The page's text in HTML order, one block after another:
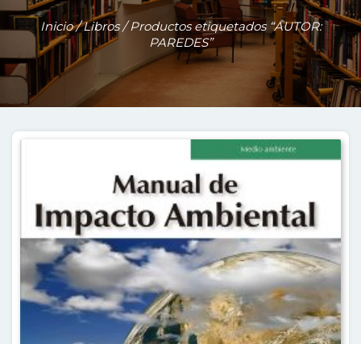
Inicio/Libros/ Productos etiquetados “AUTOR:
PAREDES”